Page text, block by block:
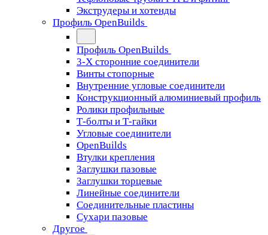
Экструдеры и хотенды
Профиль OpenBuilds
Профиль OpenBuilds
3-Х сторонние соединители
Винты стопорные
Внутренние угловые соединители
Конструкционный алюминиевый профиль
Ролики профильные
Т-болты и Т-гайки
Угловые соединители
OpenBuilds
Втулки крепления
Заглушки пазовые
Заглушки торцевые
Линейные соединители
Соединительные пластины
Сухари пазовые
Другое